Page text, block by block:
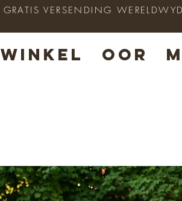
WINKEL OOR
GRATIS VERSENDING